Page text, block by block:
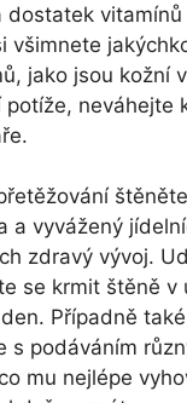
dostatek vitamínů
všimnete
jako jsou kožní
potíže, neváhejte
a vyvážený
zdravý vývoj.
se krmit štěně v
Případně také
s podáváním
mu nejlépe